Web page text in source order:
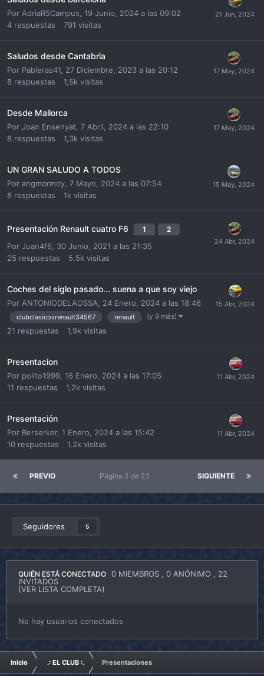
Por AdriaR5Campus 19 Junio, 2024 a las 09:02
4 respuestas 791 visitas
Saludos desde Cantabria
Por Pableras41 27 Diciembre, 2023 a las 20:12
8 respuestas 1,5k visitas
Desde Mallorca
Por Joan Ensenyat 7 Abril, 2024 a las 22:10
8 respuestas 1,3k visitas
UN GRAN SALUDO A TODOS
Por angmormoy 7 Mayo, 2024 a las 07:54
8 respuestas 1k visitas
Presentación Renault cuatro F6 1 2
Por Juan4f6
30 Junio, 2021 a las 21:35
25 respuestas 5,5k visitas
Coches del siglo pasado... suena a que soy viejo
Por ANTONIODELAOSSA 24 Enero, 2024 a las 18:46
clubclasicosrenault34567 renault (y 9 más)
21 respuestas 1,9k visitas
Presentacion
Por polito1999 16 Enero, 2024 a las 17:05
11 respuestas 1,2k visitas
Presentación
Por Berserker, 1 Enero, 2024 a las 15:42
10 respuestas 1,2k visitas
PREVIO SIGUIENTE
Página 3 de 23
Seguidores 5
QUIÉN ESTÁ CONECTADO 0 MIEMBROS
, 0 ANÓNIMO , 22
INVITADOS
(VER LISTA COMPLETA)
No hay usuarios conectados
Inicio .: EL CLUB :. Presentaciones